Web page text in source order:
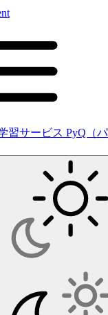
習サービス PyQ（